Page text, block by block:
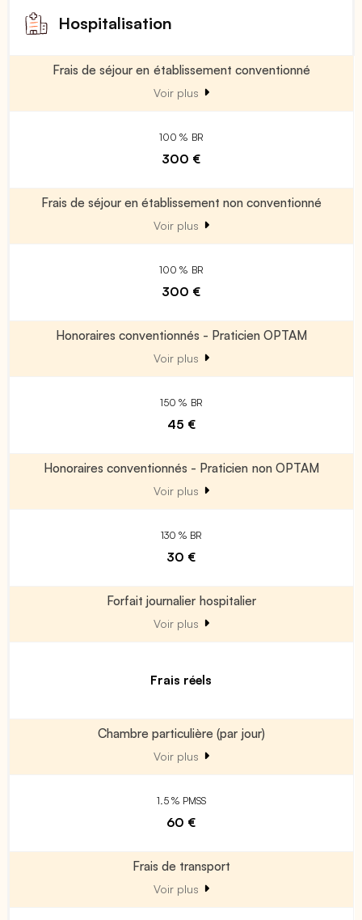
Hospitalisation
Frais de séjour en établissement conventionné
Voir plus
100 % BR
300 €
Frais de séjour en établissement non conventionné
Voir plus
100 % BR
300 €
Honoraires conventionnés - Praticien OPTAM
Voir plus
150 % BR
45 €
Honoraires conventionnés - Praticien non OPTAM
Voir plus
130 % BR
30 €
Forfait journalier hospitalier
Voir plus
Frais réels
Chambre particulière (par jour)
Voir plus
1.5 % PMSS
60 €
Frais de transport
Voir plus